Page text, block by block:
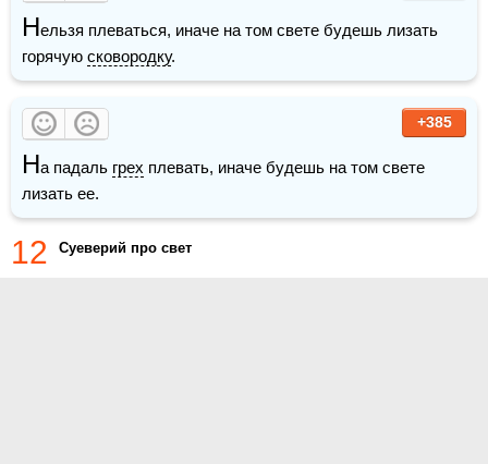
Нельзя плеваться, иначе на том свете будешь лизать
горячую сковородку.
+385
На падаль грех плевать, иначе будешь на том свете
лизать ее.
12 Суеверий про свет